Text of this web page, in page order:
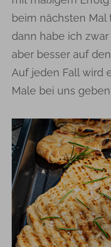
beim nächsten Mal
dann habe ich
aber besser auf
Auf jeden Fall wird
Male bei uns geben